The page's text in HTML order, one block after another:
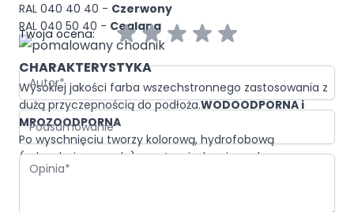
RAL 040 40 40 - Czerwony
RAL 040 50 40 - Ceglana
CHARAKTERYSTYKA
Wysokiej jakości farba wszechstronnego zastosowania z
dużą przyczepnością do podłoża.WODOODPORNA i
MROZOODPORNA
Po wyschnięciu tworzy kolorową, hydrofobową
(odpychającą wodę) warstwę izolacyjną odporną na
promieniowanie UV i warunki atmosferyczne.
Farba nadaje się do użycia wewnątrz i na zewnątrz.
Twoja ocena:
Autor
Podsumowanie
Opinia